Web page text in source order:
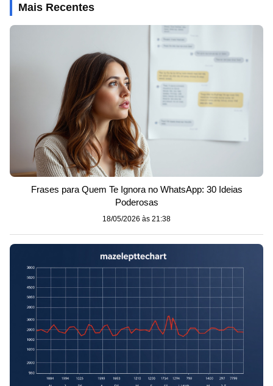
Mais Recentes
Frases para Quem Te Ignora no WhatsApp: 30 Ideias
Poderosas
18/05/2026 às 21:38